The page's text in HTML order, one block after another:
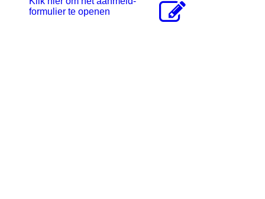
formulier te openen